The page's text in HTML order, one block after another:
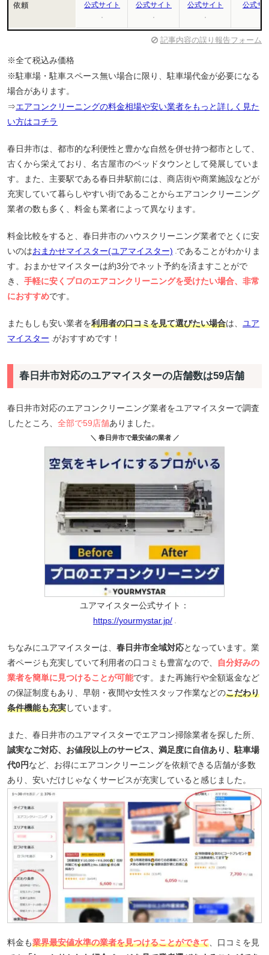
依頼
公式サイト
公式サイト
公式サイト
公式サ
記事内容の誤り報告フォーム
※全て税込み価格
※駐車場・駐車スペース無い場合に限り、駐車場代金が必要になる
場合があります。
⇒エアコンクリーニングの料金相場や安い業者をもっと詳しく見た
い方はコチラ
春日井市は、都市的な利便性と豊かな自然を併せ持つ都市として、
古くから栄えており、名古屋市のベッドタウンとして発展していま
す。また、主要駅である春日井駅前には、商店街や商業施設などが
充実していて暮らしやすい街であることからエアコンクリーニング
業者の数も多く、料金も業者によって異なります。
料金比較をすると、春日井市のハウスクリーニング業者でとくに安
いのはおまかせマイスター(ユアマイスター) であることがわかりま
す。おまかせマイスターは約3分でネット予約を済ますことがで
き、 手軽に安くプロのエアコンクリーニングを受けたい場合、非常
におすすめです。
またもしも安い業者を利用者の口コミを見て選びたい場合は、 ユア
マイスター がおすすめです！
春日井市対応のユアマイスターの店舗数は59店舗
春日井市対応のエアコンクリーニング業者をユアマイスターで調査
したところ、 全部で59店舗ありました。
＼ 春日井市で最安値の業者 ／
ユアマイスター公式サイト：
https://yourmystar.jp/
ちなみにユアマイスターは、 春日井市全域対応となっています。業
者ページも充実していて利用者の口コミも豊富なので、
自分好みの
業者を簡単に見つけることが可能です。また再施行や全額返金など
の保証制度もあり、早朝・夜間や女性スタッフ作業などのこだわり
条件機能も充実しています。
また、春日井市のユアマイスターでエアコン掃除業者を探した所、
誠実なご対応、お値段以上のサービス、満足度に自信あり、駐車場
代0円など、お得にエアコンクリーニングを依頼できる店舗が多数
あり、安いだけじゃなくサービスが充実していると感じました。
料金も業界最安値水準の業者を見つけることができて 、口コミを見